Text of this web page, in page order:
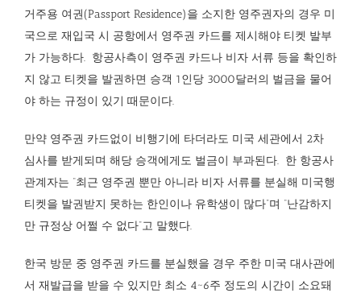
거주용 여권(Passport Residence)을 소지한 영주권자의 경우 미
국으로 재입국 시 공항에서 영주권 카드를 제시해야 티켓 발부
가 가능하다. 항공사측이 영주권 카드나 비자 서류 등을 확인하
지 않고 티켓을 발권하면 승객 1인당 3000달러의 벌금을 물어
야 하는 규정이 있기 때문이다.
만약 영주권 카드없이 비행기에 타더라도 미국 세관에서 2차
심사를 받게되며 해당 승객에게도 벌금이 부과된다. 한 항공사
관계자는 “최근 영주권 뿐만 아니라 비자 서류를 분실해 미국행
티켓을 발권받지 못하는 한인이나 유학생이 많다”며 “난감하지
만 규정상 어쩔 수 없다”고 말했다.
한국 방문 중 영주권 카드를 분실했을 경우 주한 미국 대사관에
서 재발급을 받을 수 있지만 최소 4~6주 정도의 시간이 소요돼